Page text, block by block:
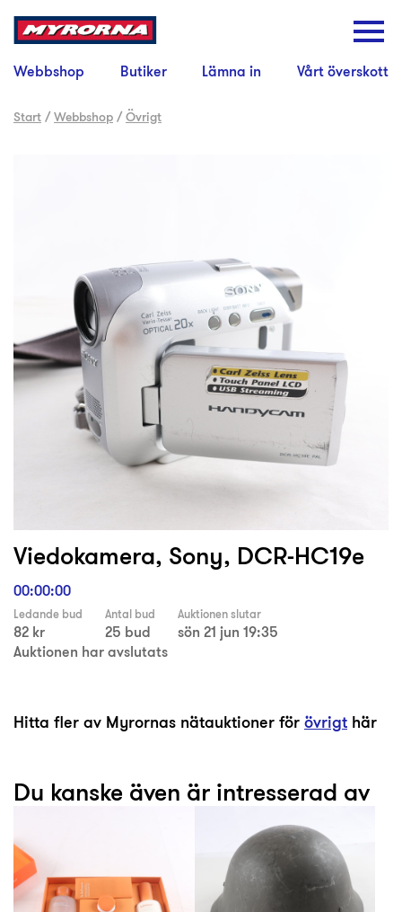
Webbshop Butiker Lämna in Vårt överskott
Start /Webbshop /Övrigt
Viedokamera, Sony, DCR-HC19e
00:00:00
Ledande bud
82 kr
Antal bud
25 bud
Auktionen slutar
sön 21 jun 19:35
Auktionen har avslutats
Hitta fler av Myrornas nätauktioner förövrigt här
Du kanske även är intresserad av